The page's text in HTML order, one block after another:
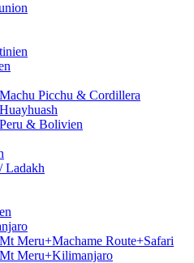
Machu Picchu & Cordillera
Huayhuash
Peru & Bolivien
Ladakh
Mt Meru+Machame Route+Safari
Mt Meru+Kilimanjaro